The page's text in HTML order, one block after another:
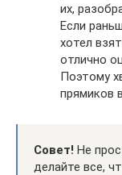
их,
Если
хотел
отлично
Поэтому
прямиков
Совет! Не
делайте все,